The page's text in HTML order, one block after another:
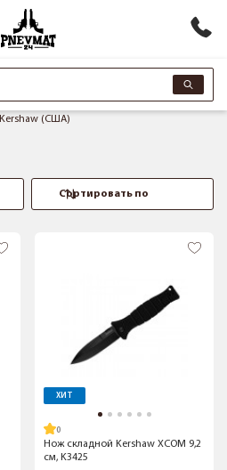
Kershaw (США)
ХИТ
Нож складной Kershaw XCOM 9,2
см, K3425